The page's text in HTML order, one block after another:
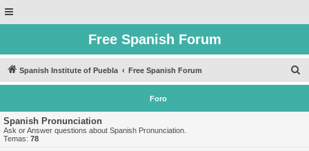
Free Spanish Forum
Spanish Institute of Puebla Free Spanish Forum
u
Foro
Spanish Pronunciation
Ask or Answer questions about Spanish Pronunciation.
Temas: 78